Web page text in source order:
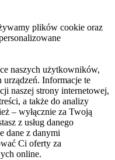
plików cookie oraz
naszych użytkowników,
Informacje te
naszej strony internetowej,
a także do analizy
– wyłącznie za Twoją
z usług danego
dane z danymi
Ci oferty za
online.